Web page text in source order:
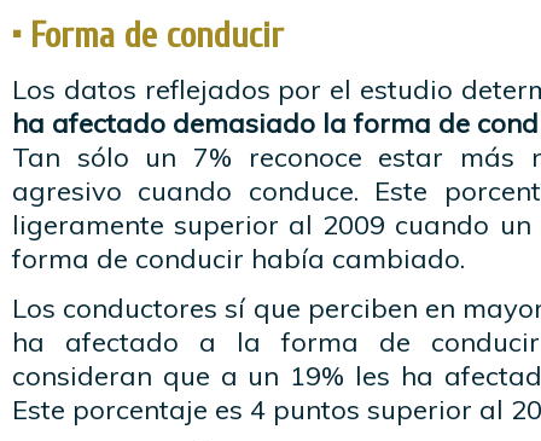
• Forma de conducir
Los datos reflejados por el estudio
ha afectado demasiado la forma de
Tan sólo un 7% reconoce estar más
agresivo cuando conduce. Este
ligeramente superior al 2009 cuando un
forma de conducir había cambiado.
Los conductores sí que perciben en
ha afectado a la forma de
consideran que a un 19% les ha
Este porcentaje es 4 puntos superior al